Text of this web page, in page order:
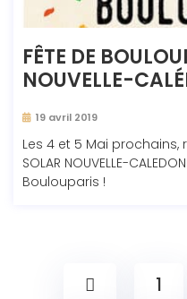
FÊTE DE
NOUVELLE-
19 avril 2019
Les 4 et 5 Mai prochains,
SOLAR NOUVELLE-
Boulouparis !
1